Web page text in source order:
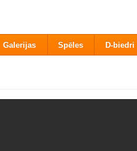
Galerijas Spēles D-biedri